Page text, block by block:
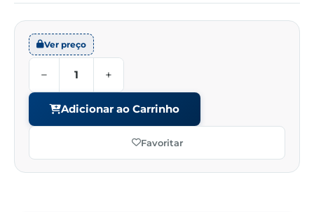
Ver preço
− +
Adicionar ao Carrinho
Favoritar